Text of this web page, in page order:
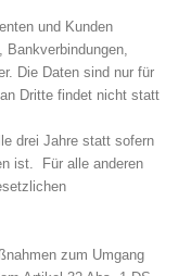
und Kunden
Bankverbindungen,
Die Daten sind nur für
Dritte findet nicht statt
drei Jahre statt sofern
ist. Für alle anderen
zum Umgang